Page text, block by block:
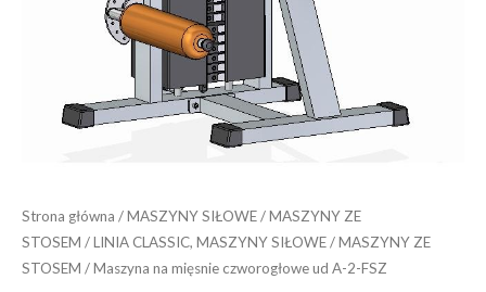
Strona główna /MASZYNY SIŁOWE/MASZYNY ZE
STOSEM /LINIA CLASSIC, MASZYNY SIŁOWE/MASZYNY ZE
STOSEM / Maszyna na mięsnie czworogłowe ud A-2-FSZ